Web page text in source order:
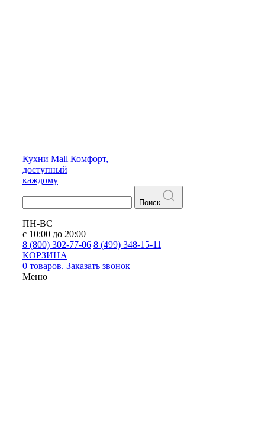
Кухни Mall Комфорт,
доступный
каждому
Поиск
ПН-ВС
с 10:00 до 20:00
8 (800) 302-77-06 8 (499) 348-15-11
КОРЗИНА
0 товаров. Заказать звонок
Меню